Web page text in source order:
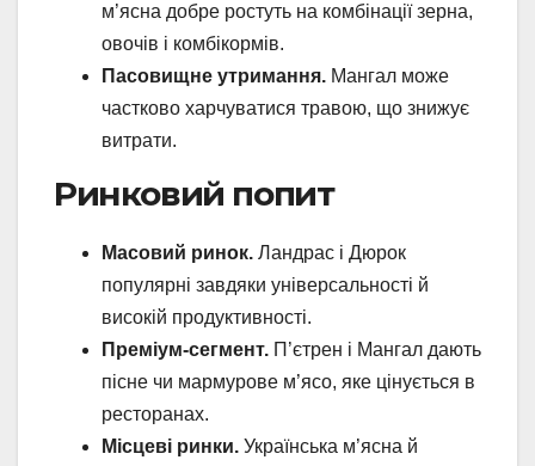
м’ясна добре ростуть на комбінації зерна,
овочів і комбікормів.
Пасовищне утримання. Мангал може
частково харчуватися травою, що знижує
витрати.
Ринковий попит
Масовий ринок. Ландрас і Дюрок
популярні завдяки універсальності й
високій продуктивності.
Преміум-сегмент. П’єтрен і Мангал дають
пісне чи мармурове м’ясо, яке цінується в
ресторанах.
Місцеві ринки. Українська м’ясна й